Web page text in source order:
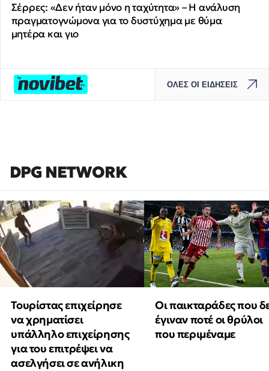
Σέρρες: «Δεν ήταν μόνο η ταχύτητα» – Η ανάλυση
πραγματογνώμονα για το δυστύχημα με θύμα
μητέρα και γιο
ΟΛΕΣ ΟΙ ΕΙΔΗΣΕΙΣ
DPG NETWORK
Τουρίστας επιχείρησε
να χρηματίσει
υπάλληλο επιχείρησης
για του επιτρέψει να
ασελγήσει σε ανήλικη
Οι παικταράδες που
έγιναν ποτέ οι θρύλοι
που περιμέναμε